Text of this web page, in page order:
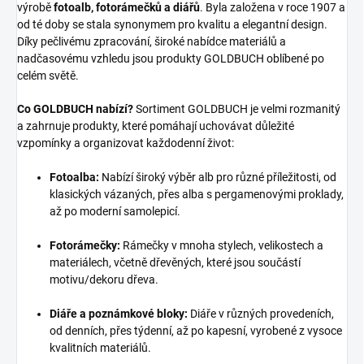
výroběfotoalb, fotorámečků a diářů. Byla založena v roce 1907 a
od té doby se stala synonymem pro kvalitu a elegantní design.
Díky pečlivému zpracování, široké nabídce materiálů a
nadčasovému vzhledu jsou produkty GOLDBUCH oblíbené po
celém světě.
Co GOLDBUCH nabízí?Sortiment GOLDBUCH je velmi rozmanitý
a zahrnuje produkty, které pomáhají uchovávat důležité
vzpomínky a organizovat každodenní život:
Fotoalba: Nabízí široký výběr alb pro různé příležitosti, od
klasických vázaných, přes alba s pergamenovými proklady,
až po moderní samolepicí.
Fotorámečky: Rámečky v mnoha stylech, velikostech a
materiálech, včetně dřevěných, které jsou součástí
motivu/dekoru dřeva.
Diáře a poznámkové bloky: Diáře v různých provedeních,
od denních, přes týdenní, až po kapesní, vyrobené z vysoce
kvalitních materiálů.